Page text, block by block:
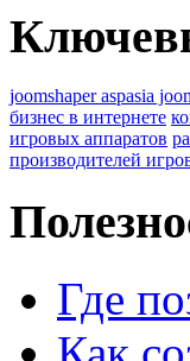
joomshaper aspasia
бизнес в интернете
игровых аппаратов
производителей
Где